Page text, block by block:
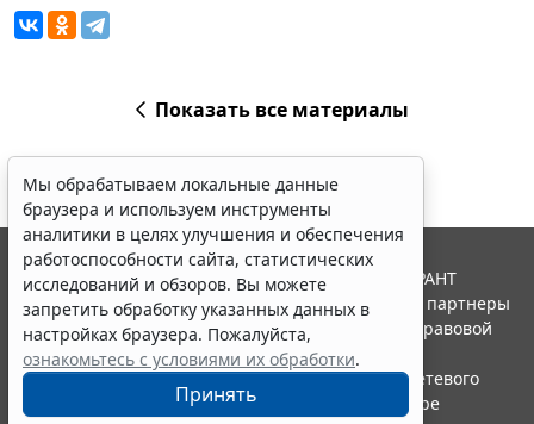
Показать все материалы
Мы обрабатываем локальные данные
браузера и используем инструменты
аналитики в целях улучшения и обеспечения
работоспособности сайта, статистических
исследований и обзоров. Вы можете
запретить обработку указанных данных в
настройках браузера. Пожалуйста,
ознакомьтесь с условиями их обработки.
Принять
© ООО "НПП "ГАРАНТ-СЕРВИС", 2026. Система ГАРАНТ
выпускается с 1990 года. Компания "Гарант" и ее партнеры
являются участниками Российской ассоциации правовой
информации ГАРАНТ.
Портал ГАРАНТ.РУ зарегистрирован в качестве сетевого
издания Федеральной службой по надзору в сфере